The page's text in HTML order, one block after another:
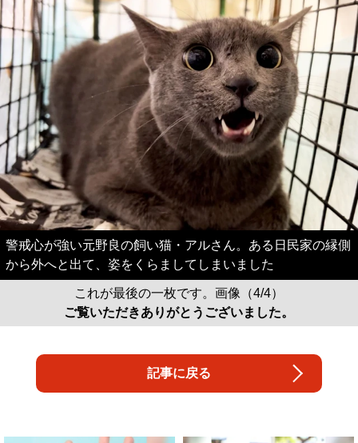
警戒心が強い元野良の飼い猫・アルさん。ある日民家の縁側
から外へと出て、姿をくらましてしまいました
これが最後の一枚です。画像（4/4）
ご覧いただきありがとうございました。
記事に戻る